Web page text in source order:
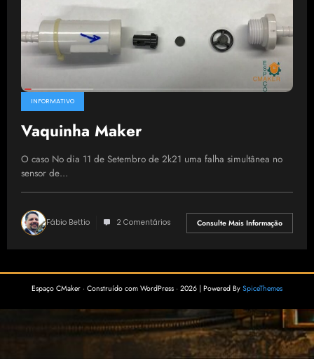
INFORMATIVO
Vaquinha Maker
O caso No dia 11 de Setembro de 2k21 uma falha simultânea no
sensor de…
Fábio Bettio 2 Comentários Consulte Mais Informação
Espaço CMaker · Construído com WordPress · 2026 | Powered By SpiceThemes